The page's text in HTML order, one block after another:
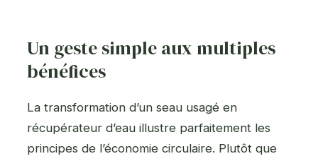
Un geste simple aux multiples
bénéfices
La transformation d’un seau usagé en
récupérateur d’eau illustre parfaitement les
principes de l’économie circulaire. Plutôt que